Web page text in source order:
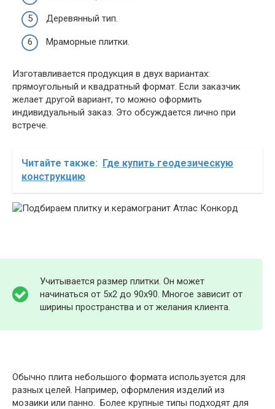
Деревянный тип.
Мраморные плитки.
Изготавливается продукция в двух вариантах:
прямоугольный и квадратный формат. Если заказчик
желает другой вариант, то можно оформить
индивидуальный заказ. Это обсуждается лично при
встрече.
Читайте также: Где купить геодезическую
конструкцию
Учитывается размер плитки. Он может
начинаться от 5х2 до 90х90. Многое зависит от
ширины пространства и от желания клиента.
Обычно плита небольшого формата используется для
разных целей. Например, оформления изделий из
мозаики или панно. Более крупные типы подходят для